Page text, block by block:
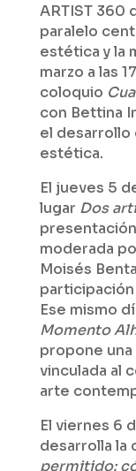
ARTIST 360
paralelo
estética y la
marzo a las
coloquio
con Bettina
el desarrollo
estética.
El jueves 5
lugar Dos
moderada
Moisés
participación
Ese mismo
Momento
propone
vinculada al
arte
El viernes 6
desarrolla la
permitido: